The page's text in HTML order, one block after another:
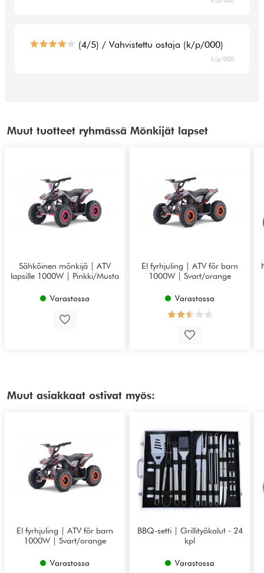
(4/5) / Vahvistettu ostaja (k/p/000)
k/p/000
Muut tuotteet ryhmässä Mönkijät lapset
Sähköinen mönkijä | ATV
lapsille 1000W | Pinkki/Musta
Varastossa
El fyrhjuling | ATV för barn
1000W | Svart/orange
Varastossa
Muut asiakkaat ostivat myös:
El fyrhjuling | ATV för barn
1000W | Svart/orange
Varastossa
BBQ-setti | Grillityökalut - 24
kpl
Varastossa